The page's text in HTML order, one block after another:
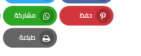
Facebook
Twitter
حفظ
Pinterest
مشاركة
Whatsapp
طباعة
Print